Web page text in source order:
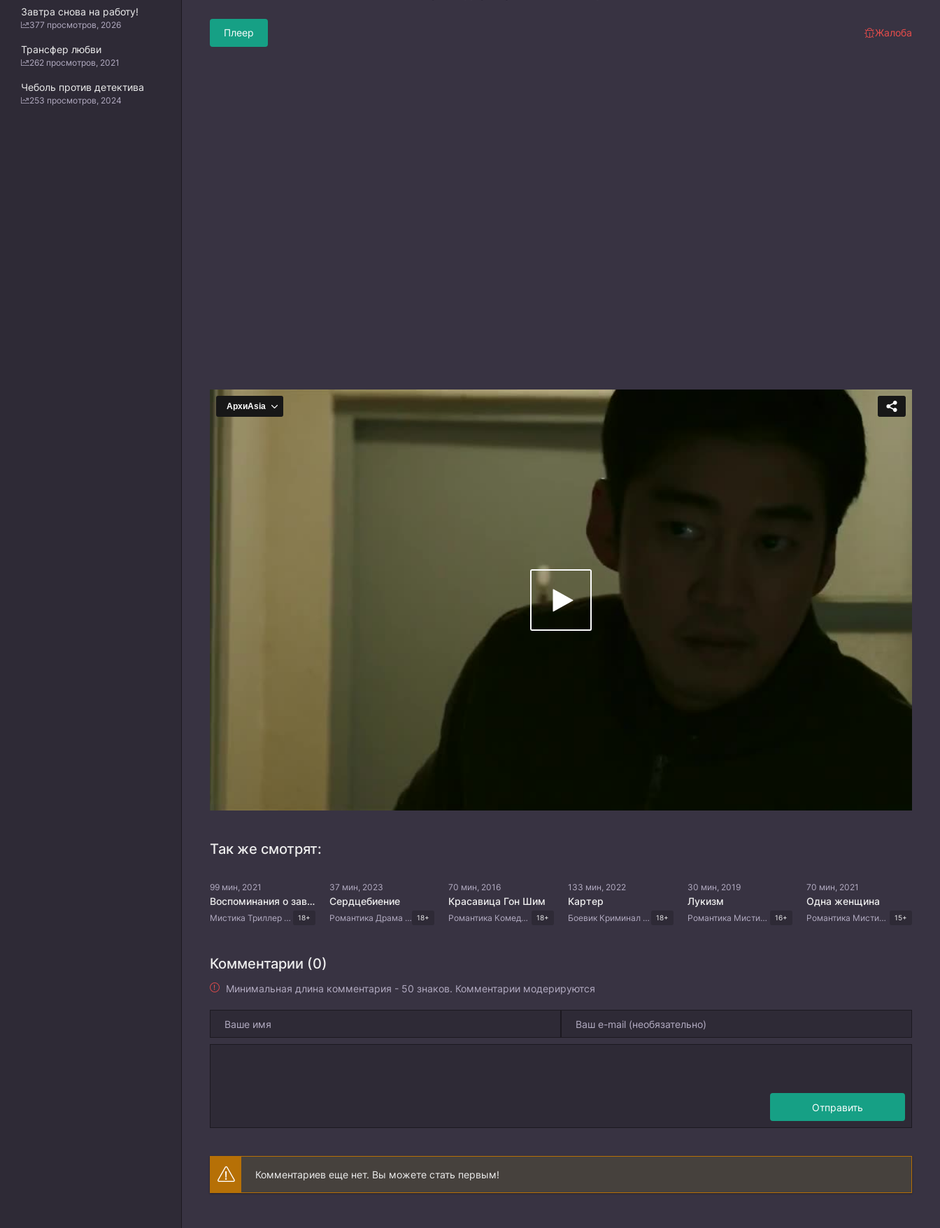
Плеер Жалоба
Так же смотрят:
99 мин, 2021
Воспоминания о завтрашнем дне
Мистика Триллер Драма Корейские дорамы 18+
37 мин, 2023
Сердцебиение
Романтика Драма Китайские дорамы 18+
70 мин, 2016
Красавица Гон Шим
Романтика Комедия Драма Корейские дорамы 18+
133 мин, 2022
Картер
Боевик Криминал Триллер Корейские дорамы 18+
30 мин, 2019
Лукизм
Романтика Мистика Триллер Китайские дорамы 16+
70 мин, 2021
Одна женщина
Романтика Мистика Комедия Драма Корейские дорамы 15+
Комментарии (0)
Минимальная длина комментария - 50 знаков. Комментарии модерируются
Отправить
Комментариев еще нет. Вы можете стать первым!
Завтра снова на работу!
377 просмотров, 2026
Трансфер любви
262 просмотров, 2021
Чеболь против детектива
253 просмотров, 2024